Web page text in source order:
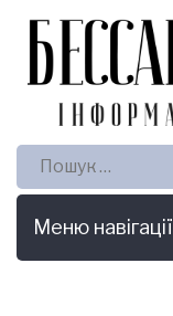
Пошук:
Меню навігації